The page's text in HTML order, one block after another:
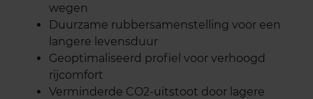
wegen
Duurzame rubbersamenstelling voor een
langere levensduur
Geoptimaliseerd profiel voor verhoogd
rijcomfort
Verminderde CO2-uitstoot door lagere